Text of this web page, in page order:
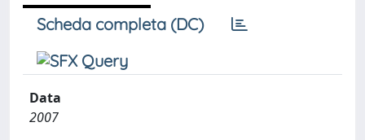
Scheda completa (DC)
Data
2007